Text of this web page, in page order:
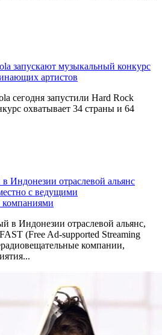
запускают музыкальный конкурс
артистов
сегодня запустили Hard Rock
охватывает 34 страны и 64
Индонезии отраслевой альянс
с ведущими
компаниями
в Индонезии отраслевой альянс,
(Free Ad-supported Streaming
компании,